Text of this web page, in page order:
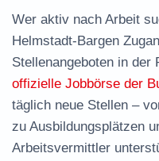
Wer aktiv nach Arbeit
Helmstadt-Bargen
Stellenangeboten in der
offizielle Jobbörse der
täglich neue Stellen –
zu Ausbildungsplätzen
Arbeitsvermittler